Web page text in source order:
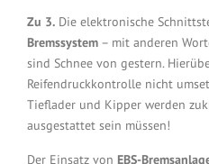
Zu 3. Die elektronische
Bremssystem – mit anderen
sind Schnee von gestern.
Reifendruckkontrolle nicht
Tieflader und Kipper werden
ausgestattet sein müssen!
Der Einsatz von EBS-